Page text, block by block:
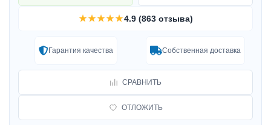
★★★★★4.9 (863 отзыва)
Гарантия качества Собственная доставка
СРАВНИТЬ
ОТЛОЖИТЬ